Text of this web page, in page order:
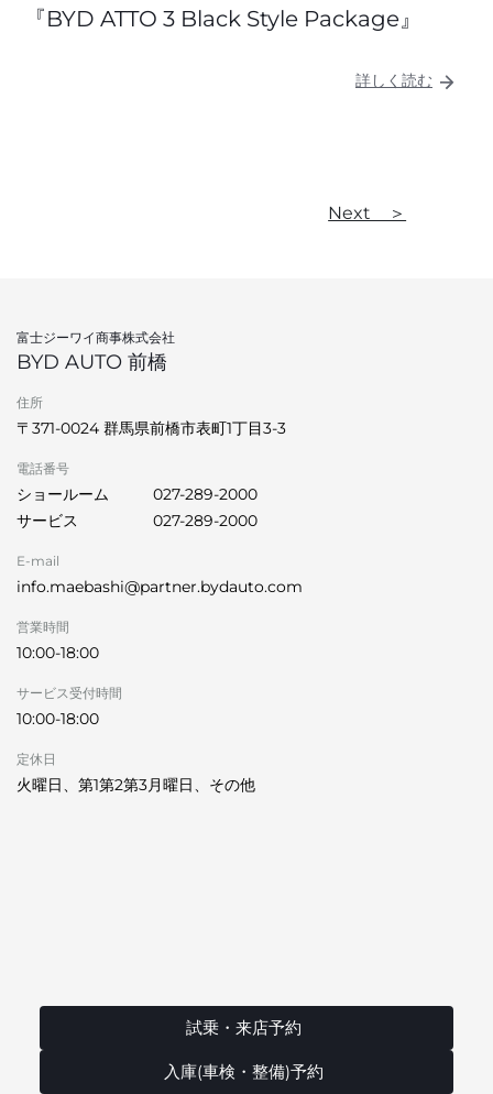
『BYD ATTO 3 Black Style Package』
詳しく読む
Next ＞
富士ジーワイ商事株式会社
BYD AUTO 前橋
住所
〒371-0024 群馬県前橋市表町1丁目3-3
電話番号
ショールーム
027-289-2000
サービス
027-289-2000
E-mail
info.maebashi@partner.bydauto.com
営業時間
10:00-18:00
サービス受付時間
10:00-18:00
定休日
火曜日、第1第2第3月曜日、その他
試乗・来店予約
入庫(車検・整備)予約